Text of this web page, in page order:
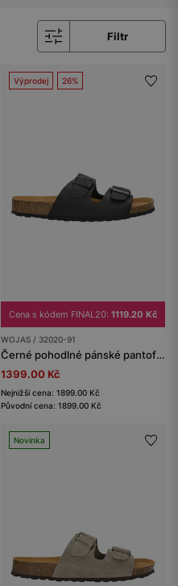
Filtr
Výprodej 26%
Cena s kódem FINAL20: 1119.20 Kč
WOJAS / 32020-91
Černé pohodlné pánské pantofle na korkové podrážce
1399.00 Kč
Nejnižší cena: 1899.00 Kč
Původní cena: 1899.00 Kč
Novinka